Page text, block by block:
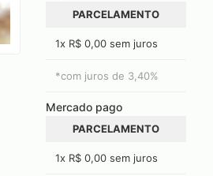
PARCELAMENTO
1x R$ 0,00 sem juros
*com juros de 3,40%
Mercado pago
PARCELAMENTO
1x R$ 0,00 sem juros